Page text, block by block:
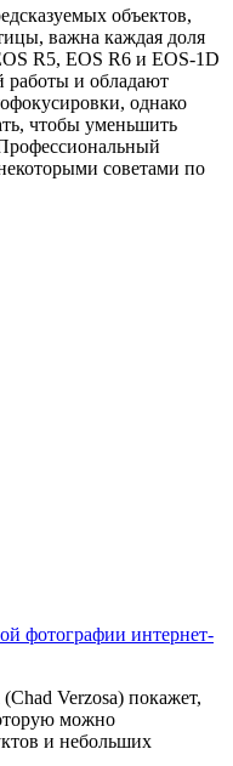
объектов,
важна каждая доля
R5, EOS R6 и EOS-1D
работы и обладают
однако
чтобы уменьшить
советами по
фотографии интернет-
Verzosa) покажет,
можно
и небольших